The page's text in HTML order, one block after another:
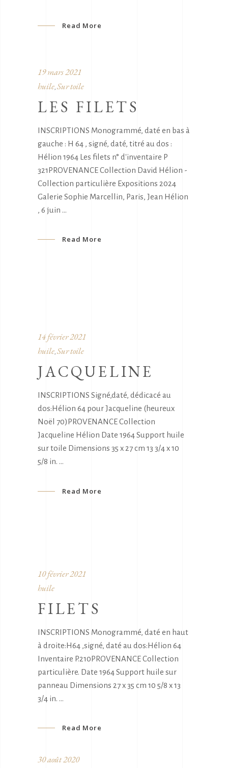
Read More
19 mars 2021
huile Sur toile
LES FILETS
INSCRIPTIONS Monogrammé, daté en bas à
gauche : H 64 , signé, daté, titré au dos :
Hélion 1964 Les filets n° d'inventaire P
321PROVENANCE Collection David Hélion -
Collection particulière Expositions 2024
Galerie Sophie Marcellin, Paris, Jean Hélion
, 6 juin
Read More
14 février 2021
huile, Sur toile
JACQUELINE
INSCRIPTIONS Signé,daté, dédicacé au
dos:Hélion 64 pour Jacqueline (heureux
Noël 70)PROVENANCE Collection
Jacqueline Hélion Date 1964 Support huile
sur toile Dimensions 35 x 27 cm 13 3/4 x 10
5/8 in.
Read More
10 février 2021
huile
FILETS
INSCRIPTIONS Monogrammé, daté en haut
à droite:H64 ,signé, daté au dos:Hélion 64
Inventaire P.210PROVENANCE Collection
particulière. Date 1964 Support huile sur
panneau Dimensions 27 x 35 cm 10 5/8 x 13
3/4 in.
Read More
30 août 2020